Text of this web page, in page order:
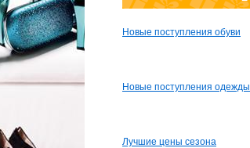
Новые поступления обуви
Новые поступления одежды
Лучшие цены сезона